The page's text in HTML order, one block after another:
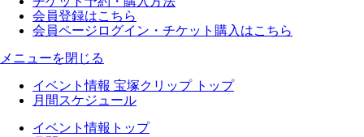
会員登録はこちら
会員ページログイン・チケット購入はこちら
メニューを閉じる
イベント情報 宝塚クリップ トップ
月間スケジュール
イベント情報トップ